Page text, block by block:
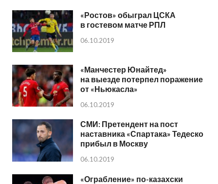
«Ростов» обыграл ЦСКА
в гостевом матче РПЛ
06.10.2019
«Манчестер Юнайтед»
на выезде потерпел поражение
от «Ньюкасла»
06.10.2019
СМИ: Претендент на пост
наставника «Спартака» Тедеско
прибыл в Москву
06.10.2019
«Ограбление» по-казахски